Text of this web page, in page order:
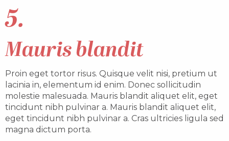
5.
Mauris blandit
Proin eget tortor risus. Quisque velit nisi, pretium ut
lacinia in, elementum id enim. Donec sollicitudin
molestie malesuada. Mauris blandit aliquet elit, eget
tincidunt nibh pulvinar a. Mauris blandit aliquet elit,
eget tincidunt nibh pulvinar a. Cras ultricies ligula sed
magna dictum porta.